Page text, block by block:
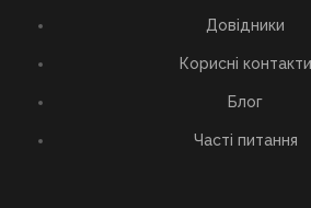
Довідники
Корисні контакти
Блог
Часті питання